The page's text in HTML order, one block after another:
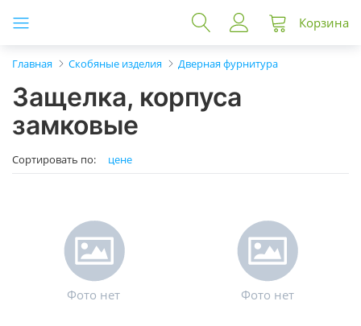
Корзина
Главная Скобяные изделия Дверная фурнитура
Защелка, корпуса
замковые
Сортировать по: цене